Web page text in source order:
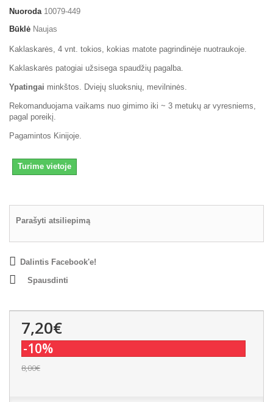
Nuoroda 10079-449
Būklė Naujas
Kaklaskarės, 4 vnt. tokios, kokias matote pagrindinėje nuotraukoje.
Kaklaskarės patogiai užsisega spaudžių pagalba.
Ypatingai minkštos. Dviejų sluoksnių, mevilninės.
Rekomanduojama vaikams nuo gimimo iki ~ 3 metukų ar vyresniems,
pagal poreikį.
Pagamintos Kinijoje.
Turime vietoje
Parašyti atsiliepimą
Dalintis Facebook'e!
Spausdinti
7,20€
-10%
8,00€